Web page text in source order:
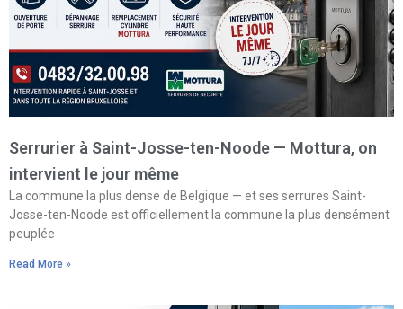
Serrurier à Saint-Josse-ten-Noode — Mottura, on
intervient le jour même
La commune la plus dense de Belgique — et ses serrures Saint-
Josse-ten-Noode est officiellement la commune la plus densément
peuplée
Read More »